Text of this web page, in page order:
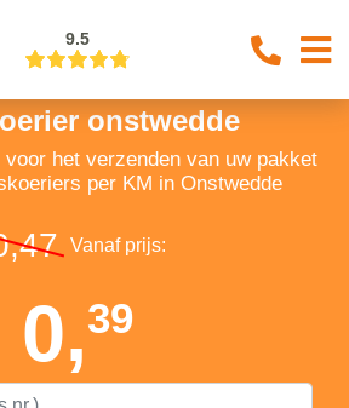
9.5
onstwedde
het verzenden van uw pakket
per KM in Onstwedde
Vanaf prijs:
0,39